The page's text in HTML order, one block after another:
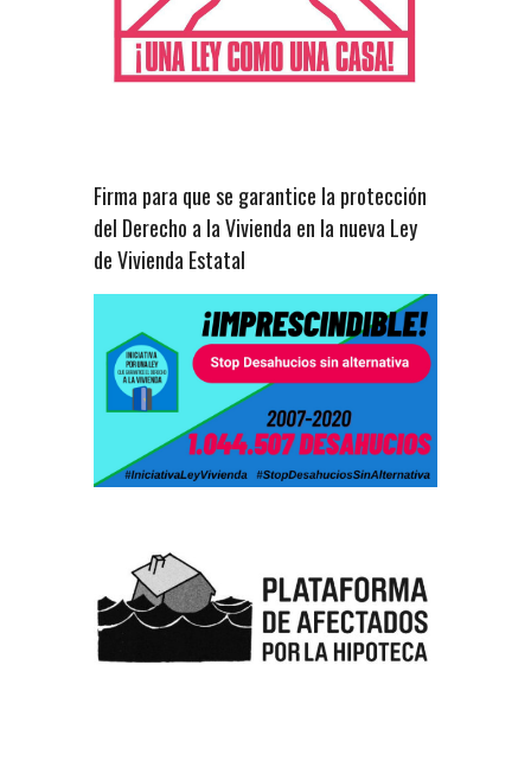
Firma para que se garantice la protección
del Derecho a la Vivienda en la nueva Ley
de Vivienda Estatal